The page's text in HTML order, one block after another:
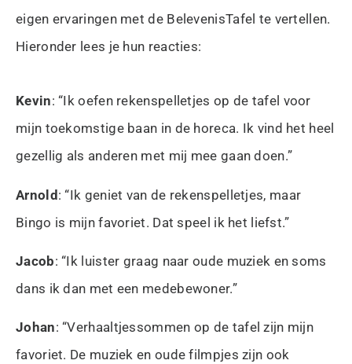
eigen ervaringen met de BelevenisTafel te vertellen.
Hieronder lees je hun reacties:
Kevin: “Ik oefen rekenspelletjes op de tafel voor
mijn toekomstige baan in de horeca. Ik vind het heel
gezellig als anderen met mij mee gaan doen.”
Arnold: “Ik geniet van de rekenspelletjes, maar
Bingo is mijn favoriet. Dat speel ik het liefst.”
Jacob: “Ik luister graag naar oude muziek en soms
dans ik dan met een medebewoner.”
Johan: “Verhaaltjessommen op de tafel zijn mijn
favoriet. De muziek en oude filmpjes zijn ook